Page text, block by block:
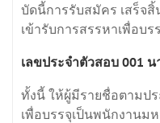
บัดนี้การรับสมัคร เสร็จ
เข้ารับการสรรหาเพื่อบ
เลขประจำตัวสอบ 001
ทั้งนี้ ให้ผู้มีรายชื่อตามป
เพื่อบรรจุเป็นพนักงาน